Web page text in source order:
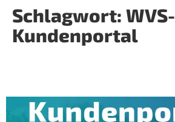
Schlagwort: WVS-
Kundenportal